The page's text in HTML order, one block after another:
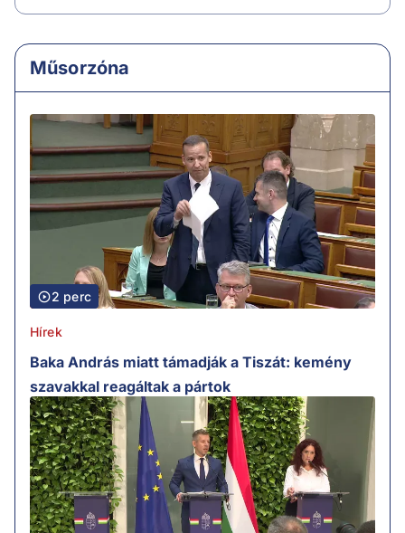
Műsorzóna
2 perc
Hírek
Baka András miatt támadják a Tiszát: kemény
szavakkal reagáltak a pártok